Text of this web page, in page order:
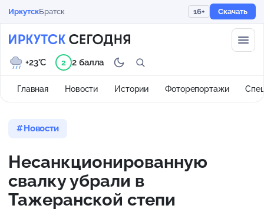
ИркутскБратск 16+ Скачать
Главная Новости Истории Фоторепортажи
+23°C 2 2 балла
Новости
Несанкционированную
свалку убрали в
Тажеранской степи